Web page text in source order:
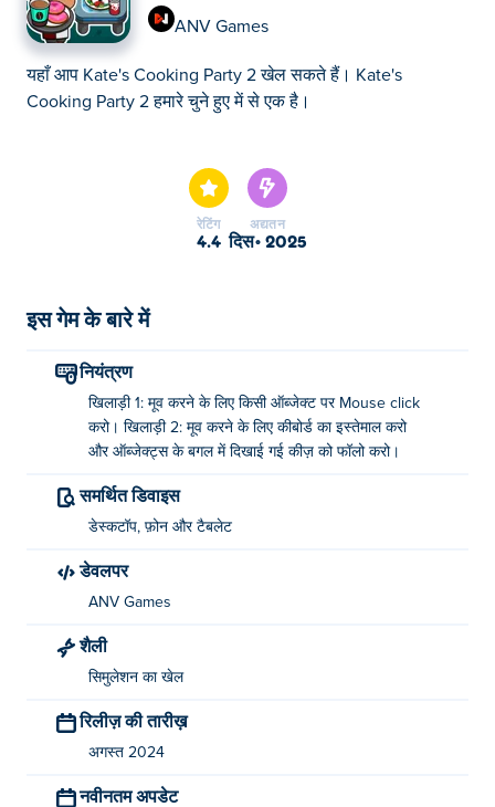
ANV Games
यहाँ आप Kate's Cooking Party 2 खेल सकते हैं। Kate's
Cooking Party 2 हमारे चुने हुए में से एक है।
रेटिंग
4.4
अद्यतन
दिस॰ 2025
इस गेम के बारे में
नियंत्रण
खिलाड़ी 1: मूव करने के लिए किसी ऑब्जेक्ट पर Mouse click
करो। खिलाड़ी 2: मूव करने के लिए कीबोर्ड का इस्तेमाल करो
और ऑब्जेक्ट्स के बगल में दिखाई गई कीज़ को फॉलो करो।
समर्थित डिवाइस
डेस्कटॉप, फ़ोन और टैबलेट
डेवलपर
ANV Games
शैली
सिमुलेशन का खेल
रिलीज़ की तारीख़
अगस्त 2024
नवीनतम अपडेट